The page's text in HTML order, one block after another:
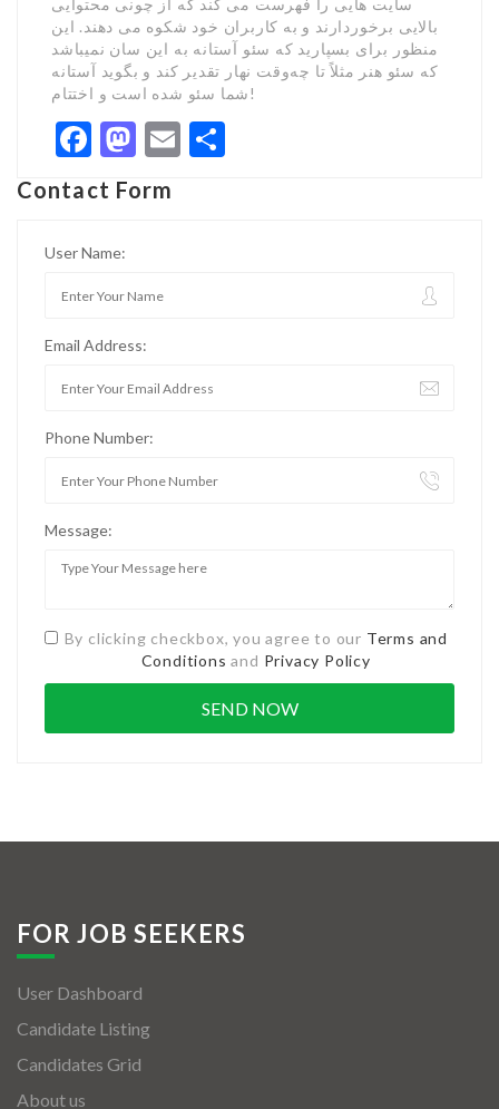
سایت هایی را فهرست می کند که از چونی محتوایی
بالایی برخوردارند و به کاربران خود شکوه می دهند. این
منظور برای بسپارید که سئو آستانه به این سان نمیباشد
که سئو هنر مثلاً تا چه‌وقت نهار تقدیر کند و بگوید آستانه
شما سئو شده است و اختتام!
Facebook
Mastodon
Email
Contact Form
User Name:
Email Address:
Phone Number:
Message:
By clicking checkbox, you agree to our Terms and
Conditions and Privacy Policy
FOR JOB SEEKERS
User Dashboard
Candidate Listing
Candidates Grid
About us